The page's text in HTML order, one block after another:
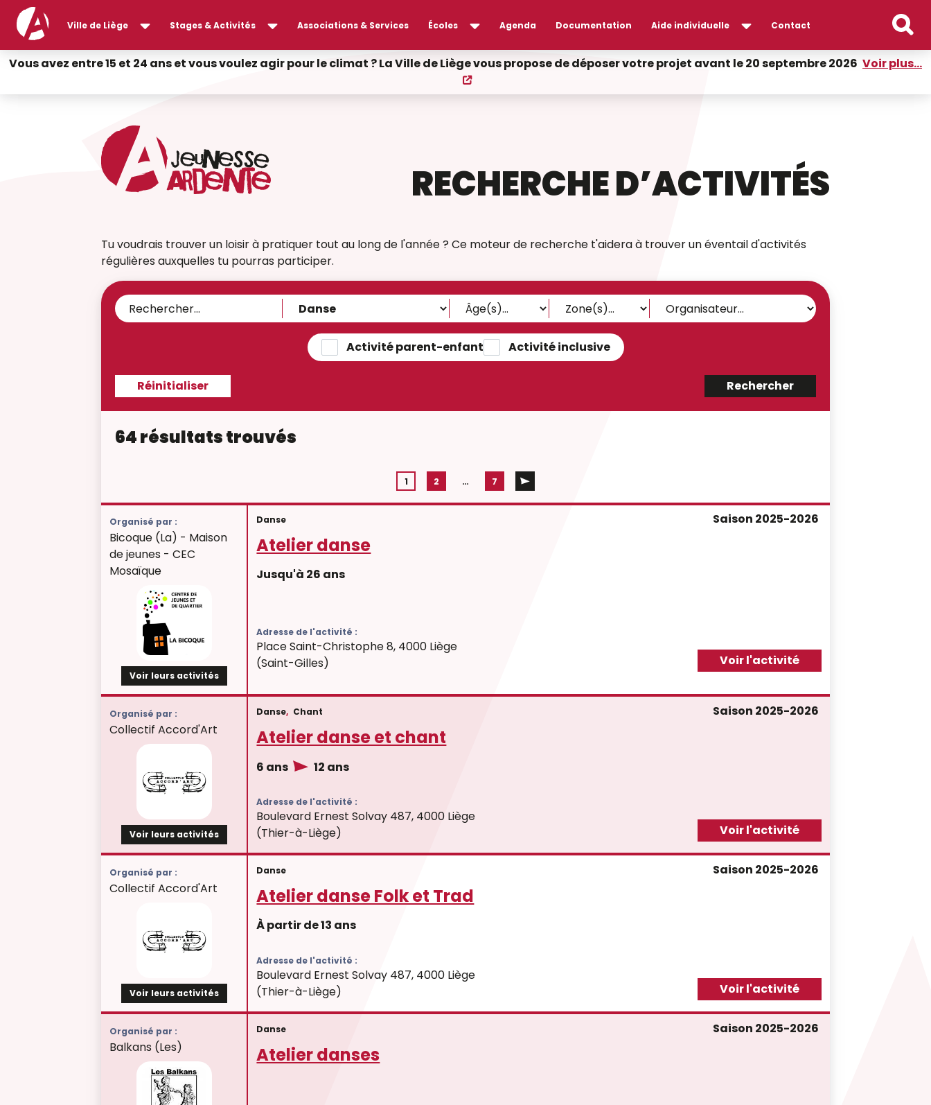
Ville de Liège Stages & Activités Associations & Services Écoles Agenda Documentation Aide individuelle Contact
Vous avez entre 15 et 24 ans et vous voulez agir pour le climat ? La Ville de Liège vous propose de déposer votre projet avant le 20 septembre 2026 Voir plus...
RECHERCHE D’ACTIVITÉS
Tu voudrais trouver un loisir à pratiquer tout au long de l'année ? Ce moteur de recherche t'aidera à trouver un éventail d'activités
régulières auxquelles tu pourras participer.
Activité parent-enfant Activité inclusive
64 résultats trouvés
1 2 … 7
Organisé par :
Bicoque (La) - Maison
de jeunes - CEC
Mosaïque
Voir leurs activités
Danse Saison 2025-2026
Atelier danse
Jusqu'à 26 ans
Adresse de l'activité :
Place Saint-Christophe 8, 4000 Liège
(Saint-Gilles)
Voir l'activité
Organisé par :
Collectif Accord'Art
Voir leurs activités
Danse, Chant Saison 2025-2026
Atelier danse et chant
6 ans 12 ans
Adresse de l'activité :
Boulevard Ernest Solvay 487, 4000 Liège
(Thier-à-Liège)
Voir l'activité
Organisé par :
Collectif Accord'Art
Voir leurs activités
Danse Saison 2025-2026
Atelier danse Folk et Trad
À partir de 13 ans
Adresse de l'activité :
Boulevard Ernest Solvay 487, 4000 Liège
(Thier-à-Liège)
Voir l'activité
Organisé par :
Balkans (Les)
Danse Saison 2025-2026
Atelier danses